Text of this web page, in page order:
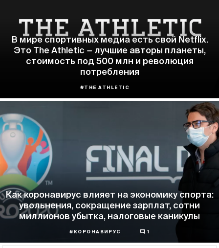
В мире спортивных медиа есть свой Netflix.
Это The Athletic − лучшие авторы планеты,
стоимость под 500 млн и революция
потребления
#THE ATHLETIC
Как коронавирус влияет на экономику спорта:
увольнения, сокращение зарплат, сотни
миллионов убытка, налоговые каникулы
#КОРОНАВИРУС 1